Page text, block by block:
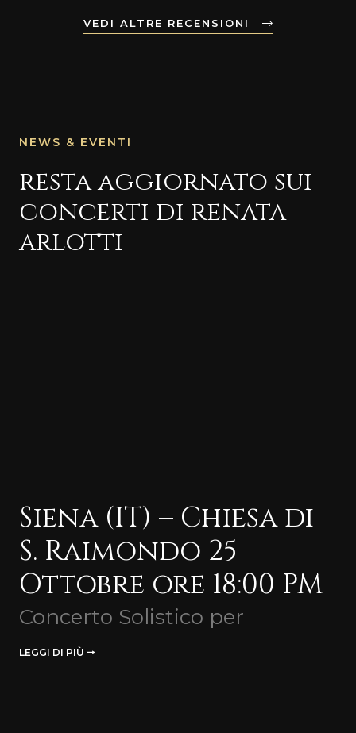
VEDI ALTRE RECENSIONI
NEWS & EVENTI
resta aggiornato sui
concerti di renata
arlotti
Siena (IT) – Chiesa di
S. Raimondo 25
Ottobre ore 18:00 PM
Concerto Solistico per
LEGGI DI PIÙ 🠒